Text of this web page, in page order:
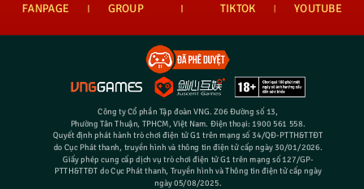
FANPAGE
GROUP TIKTOK YOUTUBE
Công ty Cổ phần Tập đoàn VNG. Z06 Đường số 13,
Phường Tân Thuận, TPHCM, Việt Nam. Điện thoại: 1900 561 558.
Quyết định phát hành trò chơi điện tử G1 trên mạng số 34/QĐ-PTTH&TTĐT
do Cục Phát thanh, truyền hình và thông tin điện tử cấp ngày 30/01/2026.
Giấy phép cung cấp dịch vụ trò chơi điện tử G1 trên mạng số 127/GP-
PTTH&TTĐT do Cục Phát thanh, Truyền hình và Thông tin điện tử cấp ngày
ngày 05/08/2025.